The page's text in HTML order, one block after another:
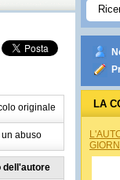
originale
abuso
dell'autore
LA